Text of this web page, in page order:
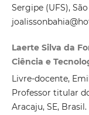
Sergipe (UFS),
Laerte Silva da
Ciência e
Livre-docente,
Professor titular
Aracaju, SE,